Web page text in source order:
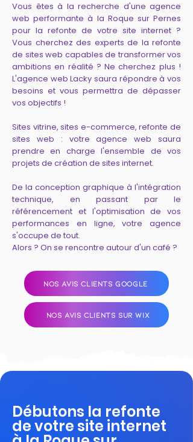
Vous êtes à la recherche d'une agence
web performante à la Roque sur Pernes
pour la refonte de votre site internet ?
Vous cherchez des experts de la refonte
de sites web capables de transformer vos
ambitions en réalité ? Ne cherchez plus !
L'agence web Lacky saura répondre à vos
besoins et vous permettra de dépasser
vos objectifs !
Sites vitrine, sites e-commerce, refonte de
sites web : votre agence web saura
prendre en charge l'ensemble de vos
projets de création de sites internet.
De la conception graphique à l'intégration
technique, en passant par le
référencement et l'optimisation de vos
performances en ligne, votre agence
s'occupe de tout.
Alors ? On se rencontre autour d'un café ?
NOS AVIS CLIENTS GOOGLE
NOS AVIS CLIENTS SUR WIX
Débutons la refonte
de votre site internet